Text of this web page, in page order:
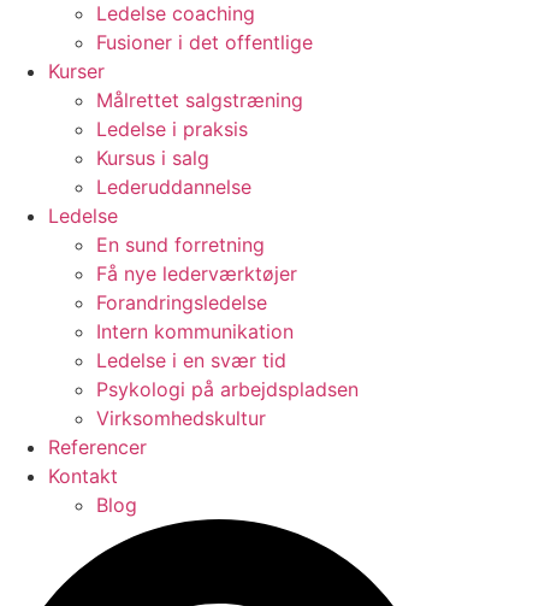
Ledelse coaching
Fusioner i det offentlige
Kurser
Målrettet salgstræning
Ledelse i praksis
Kursus i salg
Lederuddannelse
Ledelse
En sund forretning
Få nye lederværktøjer
Forandringsledelse
Intern kommunikation
Ledelse i en svær tid
Psykologi på arbejdspladsen
Virksomhedskultur
Referencer
Kontakt
Blog